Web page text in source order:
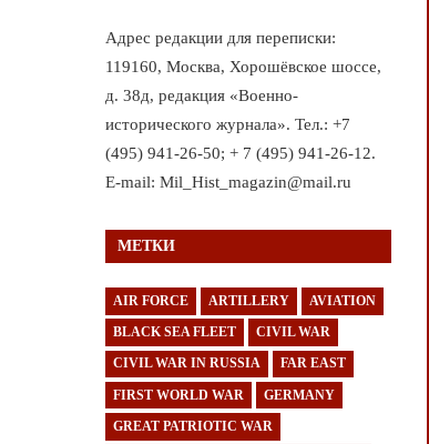
Адрес редакции для переписки:
119160, Москва, Хорошёвское шоссе,
д. 38д, редакция «Военно-
исторического журнала». Тел.: +7
(495) 941-26-50; + 7 (495) 941-26-12.
E-mail: Mil_Hist_magazin@mail.ru
МЕТКИ
AIR FORCE ARTILLERY AVIATION
BLACK SEA FLEET CIVIL WAR
CIVIL WAR IN RUSSIA FAR EAST
FIRST WORLD WAR GERMANY
GREAT PATRIOTIC WAR